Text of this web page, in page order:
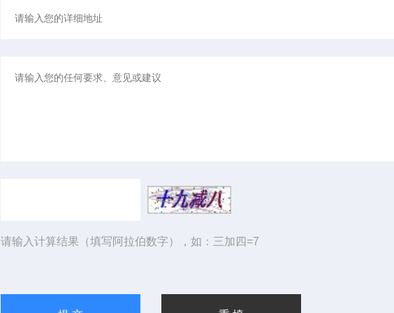
请输入计算结果（填写阿拉伯数字），如：三加四=7